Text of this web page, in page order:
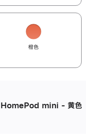
橙色
HomePod mini - 黄色